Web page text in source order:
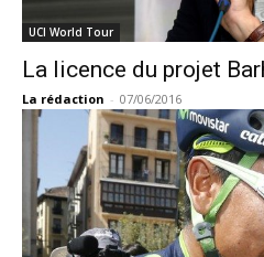
UCI World Tour
La licence du projet
La rédaction - 07/06/2016